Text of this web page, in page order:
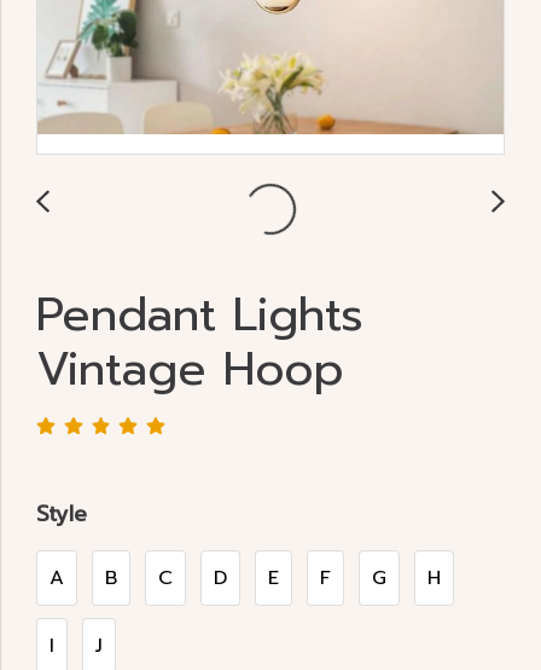
Pendant Lights
Vintage Hoop
Style
A B C D E F G H
I J